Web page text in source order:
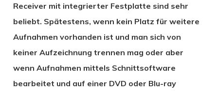
Receiver mit integrierter Festplatte sind sehr
beliebt. Spätestens, wenn kein Platz für weitere
Aufnahmen vorhanden ist und man sich von
keiner Aufzeichnung trennen mag oder aber
wenn Aufnahmen mittels Schnittsoftware
bearbeitet und auf einer DVD oder Blu-ray